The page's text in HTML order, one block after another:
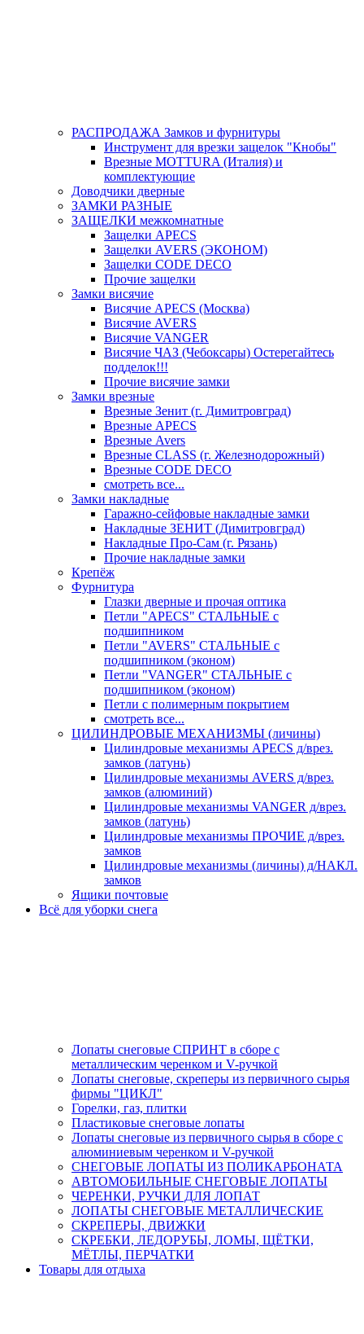
РАСПРОДАЖА Замков и фурнитуры
Инструмент для врезки защелок "Кнобы"
Врезные MOTTURA (Италия) и
комплектующие
Доводчики дверные
ЗАМКИ РАЗНЫЕ
ЗАЩЕЛКИ межкомнатные
Защелки APECS
Защелки AVERS (ЭКОНОМ)
Защелки CODE DECO
Прочие защелки
Замки висячие
Висячие APECS (Москва)
Висячие AVERS
Висячие VANGER
Висячие ЧАЗ (Чебоксары) Остерегайтесь
подделок!!!
Прочие висячие замки
Замки врезные
Врезные Зенит (г. Димитровград)
Врезные APECS
Врезные Avers
Врезные CLASS (г. Железнодорожный)
Врезные CODE DECO
смотреть все...
Замки накладные
Гаражно-сейфовые накладные замки
Накладные ЗЕНИТ (Димитровград)
Накладные Про-Сам (г. Рязань)
Прочие накладные замки
Крепёж
Фурнитура
Глазки дверные и прочая оптика
Петли "APECS" СТАЛЬНЫЕ с
подшипником
Петли "AVERS" СТАЛЬНЫЕ с
подшипником (эконом)
Петли "VANGER" СТАЛЬНЫЕ с
подшипником (эконом)
Петли с полимерным покрытием
смотреть все...
ЦИЛИНДРОВЫЕ МЕХАНИЗМЫ (личины)
Цилиндровые механизмы APECS д/врез.
замков (латунь)
Цилиндровые механизмы AVERS д/врез.
замков (алюминий)
Цилиндровые механизмы VANGER д/врез.
замков (латунь)
Цилиндровые механизмы ПРОЧИЕ д/врез.
замков
Цилиндровые механизмы (личины) д/НАКЛ.
замков
Ящики почтовые
Всё для уборки снега
Лопаты снеговые СПРИНТ в сборе с
металлическим черенком и V-ручкой
Лопаты снеговые, скреперы из первичного сырья
фирмы "ЦИКЛ"
Горелки, газ, плитки
Пластиковые снеговые лопаты
Лопаты снеговые из первичного сырья в сборе с
алюминиевым черенком и V-ручкой
СНЕГОВЫЕ ЛОПАТЫ ИЗ ПОЛИКАРБОНАТА
АВТОМОБИЛЬНЫЕ СНЕГОВЫЕ ЛОПАТЫ
ЧЕРЕНКИ, РУЧКИ ДЛЯ ЛОПАТ
ЛОПАТЫ СНЕГОВЫЕ МЕТАЛЛИЧЕСКИЕ
СКРЕПЕРЫ, ДВИЖКИ
СКРЕБКИ, ЛЕДОРУБЫ, ЛОМЫ, ЩЁТКИ,
МЁТЛЫ, ПЕРЧАТКИ
Товары для отдыха